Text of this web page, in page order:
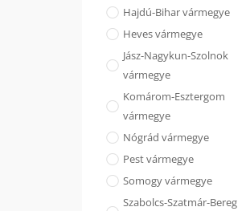
Hajdú-Bihar vármegye
Heves vármegye
Jász-Nagykun-Szolnok
vármegye
Komárom-Esztergom
vármegye
Nógrád vármegye
Pest vármegye
Somogy vármegye
Szabolcs-Szatmár-Bereg